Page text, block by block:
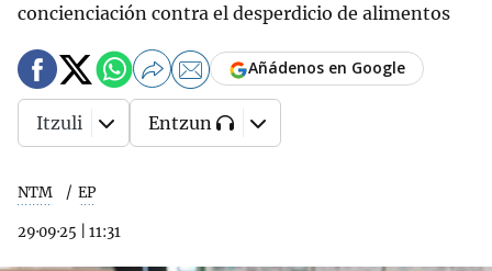
concienciación contra el desperdicio de alimentos
NTM EP
29·09·25 11:31
Añádenos en Google
Itzuli Entzun